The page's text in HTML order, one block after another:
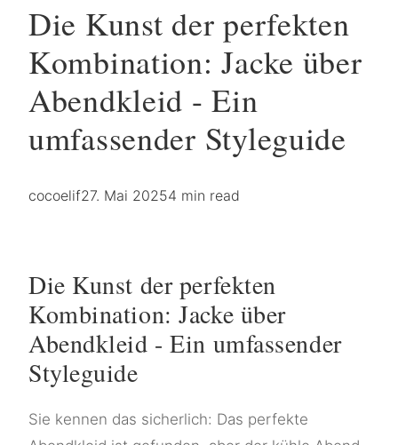
Die Kunst der perfekten
Kombination: Jacke über
Abendkleid - Ein
umfassender Styleguide
cocoelif27. Mai 20254 min read
Die Kunst der perfekten
Kombination: Jacke über
Abendkleid - Ein umfassender
Styleguide
Sie kennen das sicherlich: Das perfekte